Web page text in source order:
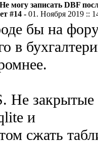
могу записать DBF
#14 - 01. Ноября 2019 ::
бы на
в
Не
и
сжать